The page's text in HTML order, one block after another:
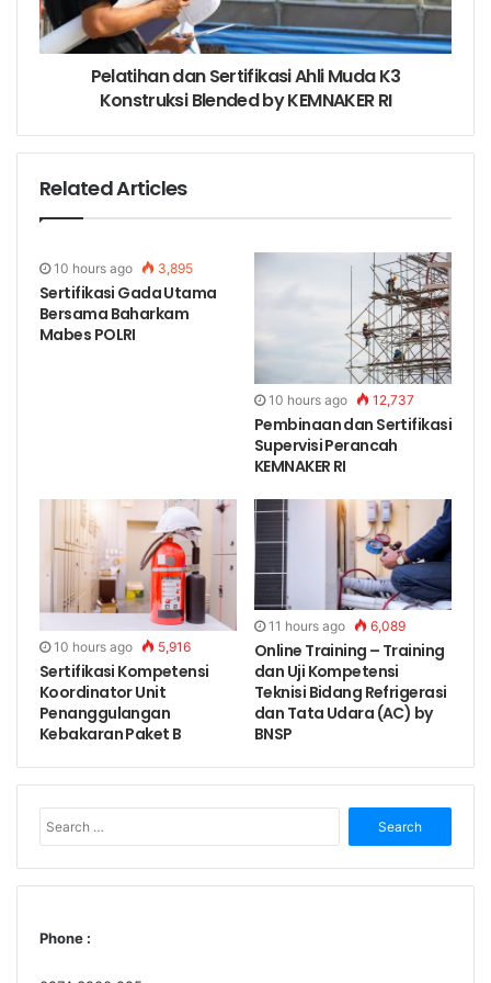
industrial hygiene perusahaan
Peserta mampu melakukan analisis bahaya dan
risiko kesehatan pada pekerja
Peserta mampu mengembangkan program
pengendalian dan perbaikan industrial hygiene
Peserta mampu membuat program higiene
Peserta mampu membuat program promosi
kesehatan kerja
Persyaratan Peserta Training Ahli Higiene Industri
1. Pendidikan dan Pengalaman Kerja:
Pendidikan
Pengalaman
Kerja
1.
Sarjana K3
(S1)
1 tahun di
Bidang K3
2.
S1 – Teknik
(non K3)
1 tahun di
Bidang K3
S1 – non
K3
1.5 tahun di
Bidang K3
4. D3 Teknik
Pelatihan dan Sertifikasi Ahli Muda K3
Konstruksi Blended by KEMNAKER RI
Related Articles
10 hours ago 3,895
Sertifikasi Gada Utama
Bersama Baharkam
Mabes POLRI
10 hours ago 12,737
Pembinaan dan Sertifikasi
Supervisi Perancah
KEMNAKER RI
10 hours ago 5,916
Sertifikasi Kompetensi
Koordinator Unit
Penanggulangan
Kebakaran Paket B
11 hours ago 6,089
Online Training – Training
dan Uji Kompetensi
Teknisi Bidang Refrigerasi
dan Tata Udara (AC) by
BNSP
Search
for:
Phone :